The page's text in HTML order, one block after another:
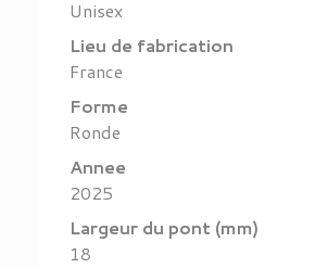
Unisex
Lieu de fabrication
France
Forme
Ronde
Annee
2025
Largeur du pont (mm)
18